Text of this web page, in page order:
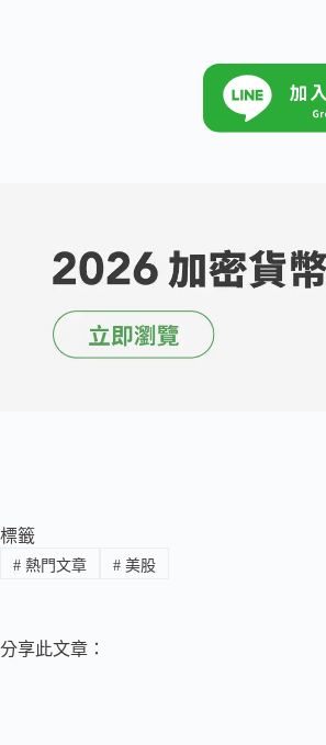
標籤
#熱門文章 #美股
分享此文章：